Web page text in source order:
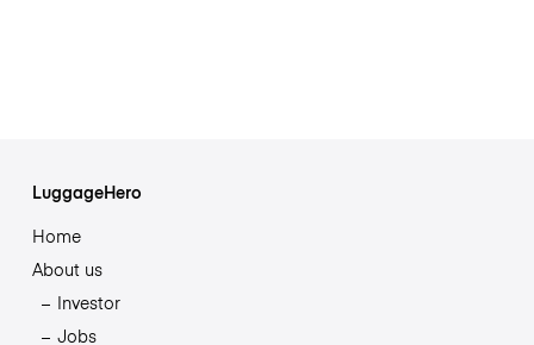
LuggageHero
Home
About us
Investor
Jobs